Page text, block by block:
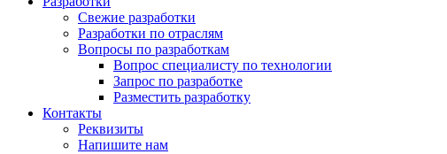
Свежие разработки
Разработки по отраслям
Вопросы по разработкам
Вопрос специалисту по технологии
Запрос по разработке
Разместить разработку
Контакты
Реквизиты
Напишите нам